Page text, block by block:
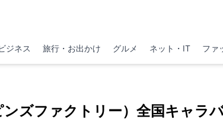
ジネス 旅行・お出かけ グルメ ネット・IT ファ
ンズファクトリー）全国キャラ